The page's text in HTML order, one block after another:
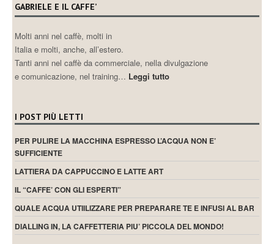
GABRIELE E IL CAFFE’
Molti anni nel caffè, molti in
Italia e molti, anche, all’estero.
Tanti anni nel caffè da commerciale, nella divulgazione
e comunicazione, nel training… Leggi tutto
I POST PIÙ LETTI
PER PULIRE LA MACCHINA ESPRESSO L’ACQUA NON E’
SUFFICIENTE
LATTIERA DA CAPPUCCINO E LATTE ART
IL “CAFFE’ CON GLI ESPERTI”
QUALE ACQUA UTIILIZZARE PER PREPARARE TE E INFUSI AL BAR
DIALLING IN, LA CAFFETTERIA PIU’ PICCOLA DEL MONDO!